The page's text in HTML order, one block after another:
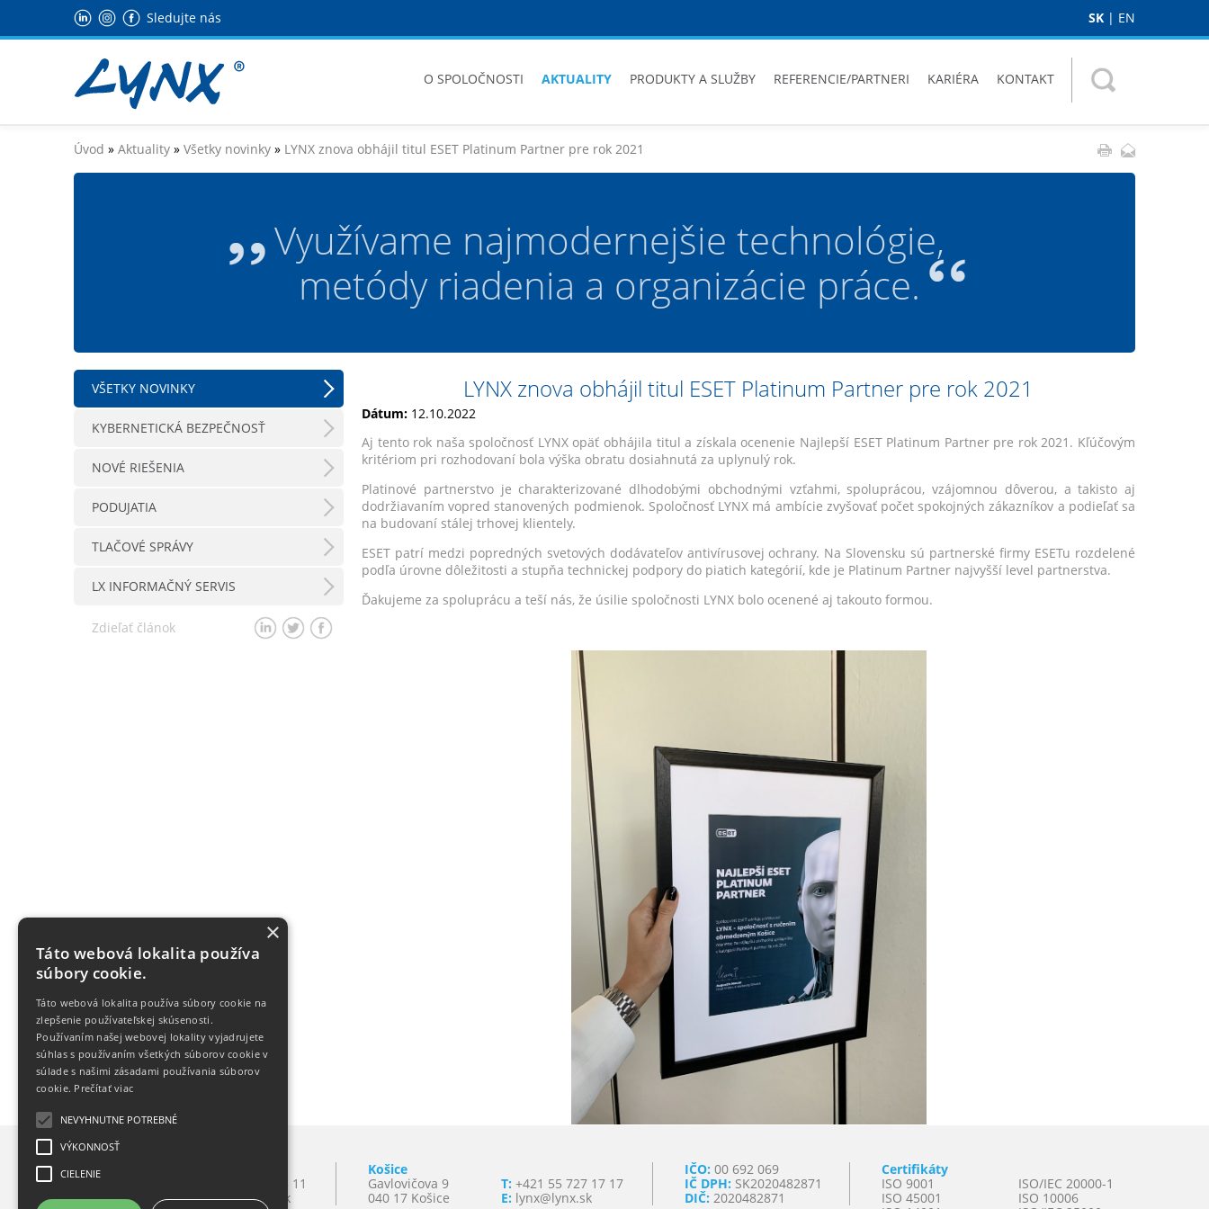
Sledujte nás SK | EN
O SPOLOČNOSTI AKTUALITY PRODUKTY A SLUŽBY REFERENCIE/PARTNERI KARIÉRA KONTAKT
Úvod » Aktuality » Všetky novinky » LYNX znova obhájil titul ESET Platinum Partner pre rok 2021
Využívame najmodernejšie technológie,
metódy riadenia a organizácie práce.
LYNX znova obhájil titul ESET Platinum Partner pre rok 2021
Dátum: 12.10.2022
Aj tento rok naša spoločnosť LYNX opäť obhájila titul a získala ocenenie Najlepší ESET Platinum Partner pre rok 2021. Kľúčovým
kritériom pri rozhodovaní bola výška obratu dosiahnutá za uplynulý rok.
Platinové partnerstvo je charakterizované dlhodobými obchodnými vzťahmi, spoluprácou, vzájomnou dôverou, a takisto aj
dodržiavaním vopred stanovených podmienok. Spoločnosť LYNX má ambície zvyšovať počet spokojných zákazníkov a podieľať sa
na budovaní stálej trhovej klientely.
ESET patrí medzi popredných svetových dodávateľov antivírusovej ochrany. Na Slovensku sú partnerské firmy ESETu rozdelené
podľa úrovne dôležitosti a stupňa technickej podpory do piatich kategórií, kde je Platinum Partner najvyšší level partnerstva.
Ďakujeme za spoluprácu a teší nás, že úsilie spoločnosti LYNX bolo ocenené aj takouto formou.
VŠETKY NOVINKY
KYBERNETICKÁ BEZPEČNOSŤ
NOVÉ RIEŠENIA
PODUJATIA
TLAČOVÉ SPRÁVY
LX INFORMAČNÝ SERVIS
Zdieľať článok
Bratislava
821 09 Bratislava
+421 2 501 065 11
E: lynxba@lynx.sk
Košice
Gavlovičova 9
040 17 Košice
T: +421 55 727 17 17
E: lynx@lynx.sk
IČO: 00 692 069
IČ DPH: SK2020482871
DIČ: 2020482871
Certifikáty
ISO 9001
ISO 45001
ISO/IEC 20000-1
ISO 10006
×
Táto webová lokalita používa
súbory cookie.
Táto webová lokalita používa súbory cookie na
zlepšenie používateľskej skúsenosti.
Používaním našej webovej lokality vyjadrujete
súhlas s používaním všetkých súborov cookie v
súlade s našimi zásadami používania súborov
cookie. Prečítať viac
NEVYHNUTNE POTREBNÉ
VÝKONNOSŤ
CIELENIE